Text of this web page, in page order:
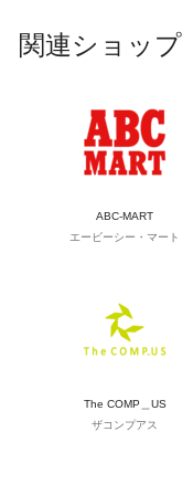
関連ショップ
ABC-MART
エービーシー・マート
The COMP＿US
ザコンプアス